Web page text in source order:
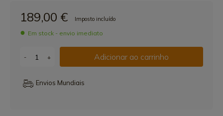
189,00 € Imposto incluído
Em stock - envio imediato
- + Adicionar ao carrinho
Envios Mundiais